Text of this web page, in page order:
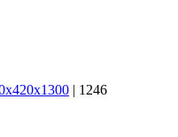
| 1246